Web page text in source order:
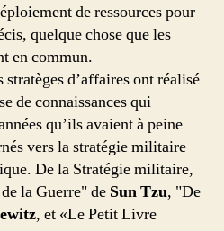
de ressources pour
quelque chose que les
en commun.
stratèges d’affaires ont réalisé
de connaissances qui
qu’ils avaient à peine
vers la stratégie militaire
De la Stratégie militaire,
la Guerre" de Sun Tzu, "De
, et «Le Petit Livre